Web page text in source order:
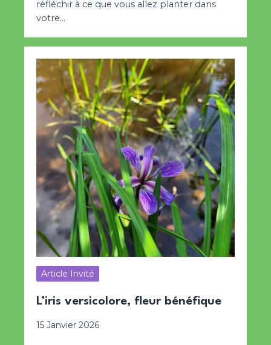
réfléchir à ce que vous allez planter dans
votre…
Article Invité
L’iris versicolore, fleur bénéfique
15 Janvier 2026